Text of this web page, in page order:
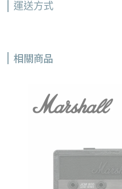
運送方式
相關商品